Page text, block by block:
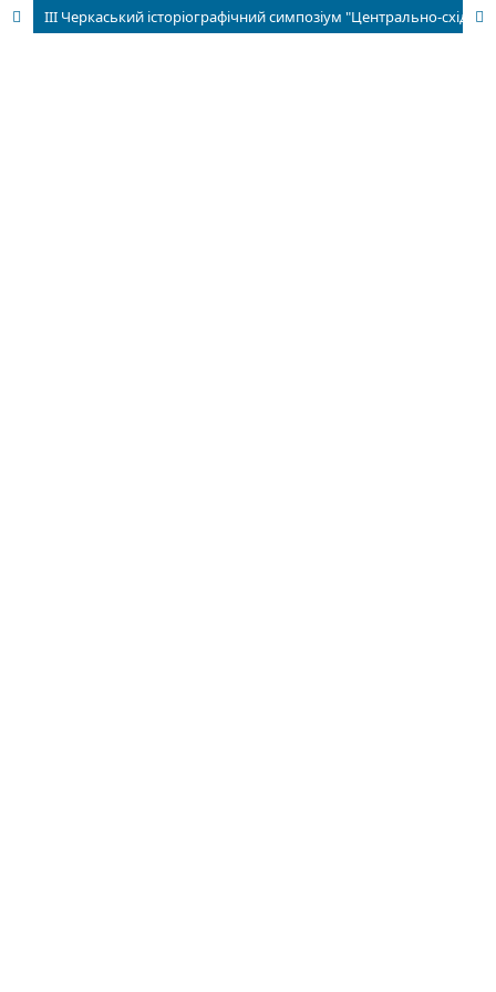
III Черкаський історіографічний симпозіум "Центрально-східноєвропейський мнемонічний простір: комеморація й історіографічна рефлексія"